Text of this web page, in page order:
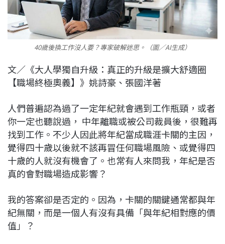
40歲後換工作沒人要？專家破解迷思。（圖／AI生成）
文／《大人學獨自升級：真正的升級是擴大舒適圈
【職場終極奧義】》姚詩豪、張國洋著
人們普遍認為過了一定年紀就會遇到工作瓶頸，或者
你一定也聽說過， 中年離職或被公司裁員後，很難再
找到工作。不少人因此將年紀當成職涯卡關的主因，
覺得四十歲以後就不該再冒任何職場風險、或覺得四
十歲的人就沒有機會了。也常有人來問我，年紀是否
真的會對職場造成影響？
我的答案卻是否定的。因為，卡關的關鍵通常都與年
紀無關，而是一個人有沒有具備「與年紀相對應的價
值」？